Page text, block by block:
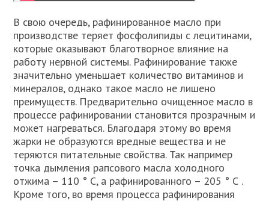
В свою очередь, рафинированное масло при
производстве теряет фосфолипиды с лецитинами,
которые оказывают благотворное влияние на
работу нервной системы. Рафинирование также
значительно уменьшает количество витаминов и
минералов, однако такое масло не лишено
преимуществ. Предварительно очищенное масло в
процессе рафинировании становится прозрачным и
может нагреваться. Благодаря этому во время
жарки не образуются вредные вещества и не
теряются питательные свойства. Так например
точка дымления рапсового масла холодного
отжима – 110 ° С, а рафинированного – 205 ° С .
Кроме того, во время процесса рафинирования